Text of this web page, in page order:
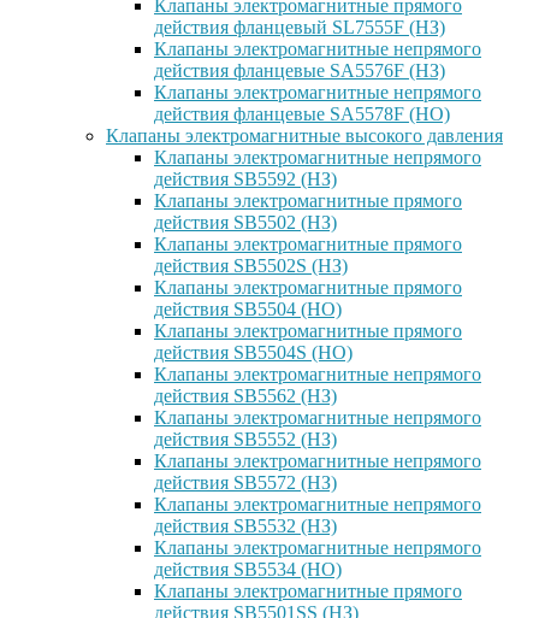
Клапаны электромагнитные прямого
действия фланцевый SL7555F (НЗ)
Клапаны электромагнитные непрямого
действия фланцевые SA5576F (НЗ)
Клапаны электромагнитные непрямого
действия фланцевые SA5578F (НО)
Клапаны электромагнитные высокого давления
Клапаны электромагнитные непрямого
действия SB5592 (НЗ)
Клапаны электромагнитные прямого
действия SB5502 (НЗ)
Клапаны электромагнитные прямого
действия SB5502S (НЗ)
Клапаны электромагнитные прямого
действия SB5504 (НО)
Клапаны электромагнитные прямого
действия SB5504S (НО)
Клапаны электромагнитные непрямого
действия SB5562 (НЗ)
Клапаны электромагнитные непрямого
действия SB5552 (НЗ)
Клапаны электромагнитные непрямого
действия SB5572 (НЗ)
Клапаны электромагнитные непрямого
действия SB5532 (НЗ)
Клапаны электромагнитные непрямого
действия SB5534 (НО)
Клапаны электромагнитные прямого
действия SB5501SS (НЗ)